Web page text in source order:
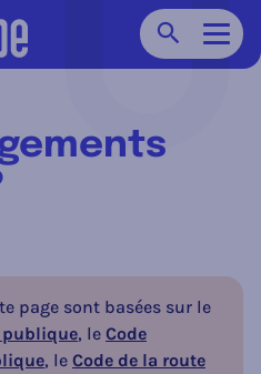
Chercher
page sont basées sur le
publique, le Code
, le Code de la route